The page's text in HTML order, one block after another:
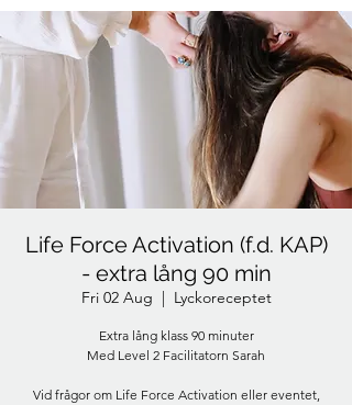
Life Force Activation (f.d. KAP)
- extra lång 90 min
Fri 02 Aug
  |
Lyckoreceptet
Extra lång klass 90 minuter
Med Level 2 Facilitatorn Sarah
Vid frågor om Life Force Activation eller eventet,